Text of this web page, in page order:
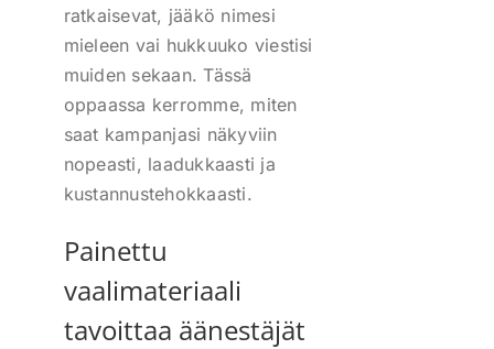
ratkaisevat, jääkö nimesi
mieleen vai hukkuuko viestisi
muiden sekaan. Tässä
oppaassa kerromme, miten
saat kampanjasi näkyviin
nopeasti, laadukkaasti ja
kustannustehokkaasti.
Painettu
vaalimateriaali
tavoittaa äänestäjät